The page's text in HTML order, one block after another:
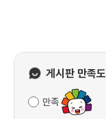
게시판 만족도
만족